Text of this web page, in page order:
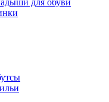
для обуви